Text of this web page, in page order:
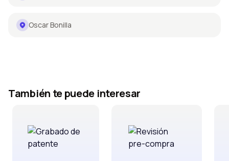
Oscar Bonilla
También te puede interesar